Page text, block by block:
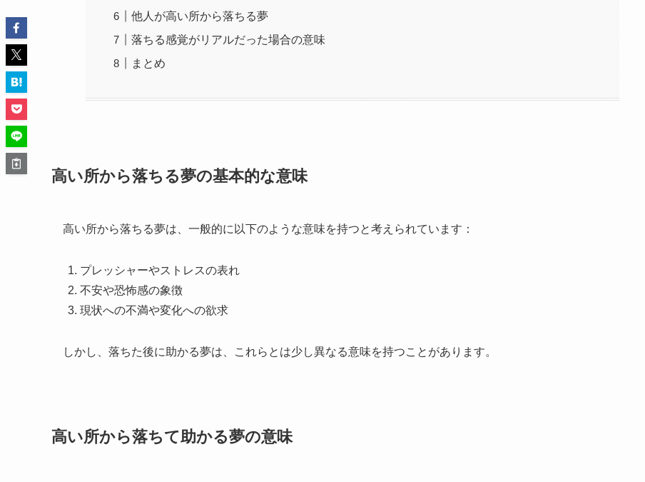
他人が高い所から落ちる夢
落ちる感覚がリアルだった場合の意味
まとめ
高い所から落ちる夢の基本的な意味
高い所から落ちる夢は、一般的に以下のような意味を持つと考えられています：
プレッシャーやストレスの表れ
不安や恐怖感の象徴
現状への不満や変化への欲求
しかし、落ちた後に助かる夢は、これらとは少し異なる意味を持つことがあります。
高い所から落ちて助かる夢の意味